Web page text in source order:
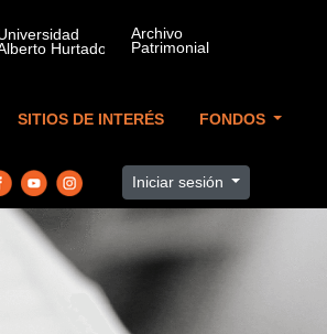
SITIOS DE INTERÉS FONDOS
Iniciar sesión